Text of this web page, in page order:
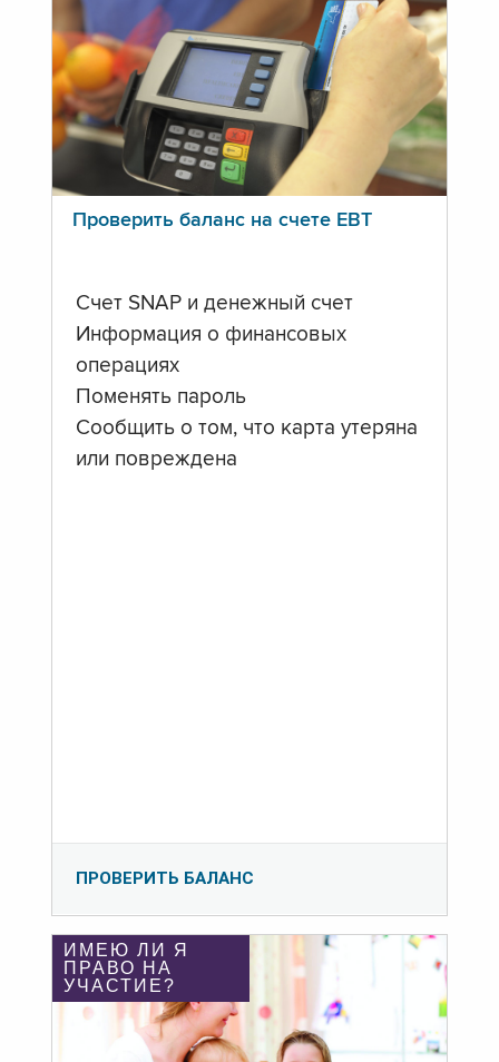
Проверить баланс на счете ЕВТ
Счет SNAP и денежный счет
Информация о финансовых
операциях
Поменять пароль
Сообщить о том, что карта утеряна
или повреждена
ПРОВЕРИТЬ БАЛАНС
ИМЕЮ ЛИ Я
ПРАВО НА
УЧАСТИЕ?